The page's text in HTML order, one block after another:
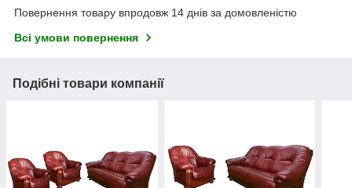
Повернення товару впродовж 14 днів за домовленістю
Всі умови повернення
Подібні товари компанії